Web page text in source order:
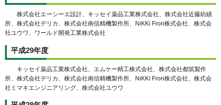
株式会社エーシーエ設計、キッセイ薬品工業株式会社、株式会社近藤紡績
所、株式会社デリカ、株式会社南信精機製作所、NiKKi Fron株式会社、株式会
社ユウワ、ワールド開発工業株式会社
平成29年度
キッセイ薬品工業株式会社、エムケー精工株式会社、株式会社都筑製作
所、株式会社デリカ、株式会社南信精機製作所、NiKKi Fron株式会社、株式会
社ミマキエンジニアリング、株式会社ユウワ